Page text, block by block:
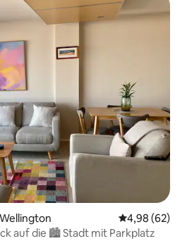
4,98 (62)
auf die 🏙 Stadt mit Parkplatz